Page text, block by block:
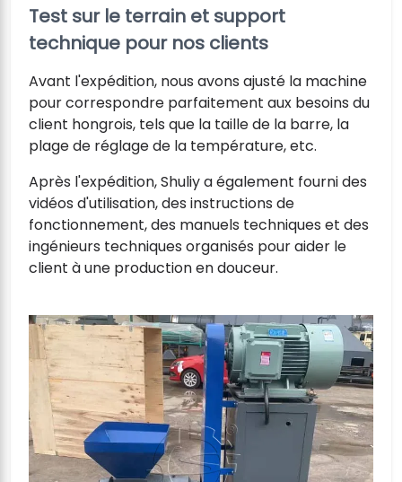
Test sur le terrain et support
technique pour nos clients
Avant l'expédition, nous avons ajusté la machine
pour correspondre parfaitement aux besoins du
client hongrois, tels que la taille de la barre, la
plage de réglage de la température, etc.
Après l'expédition, Shuliy a également fourni des
vidéos d'utilisation, des instructions de
fonctionnement, des manuels techniques et des
ingénieurs techniques organisés pour aider le
client à une production en douceur.